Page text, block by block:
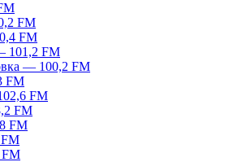
FM
FM
101,2 FM
— 100,2 FM
FM
FM
FM
FM